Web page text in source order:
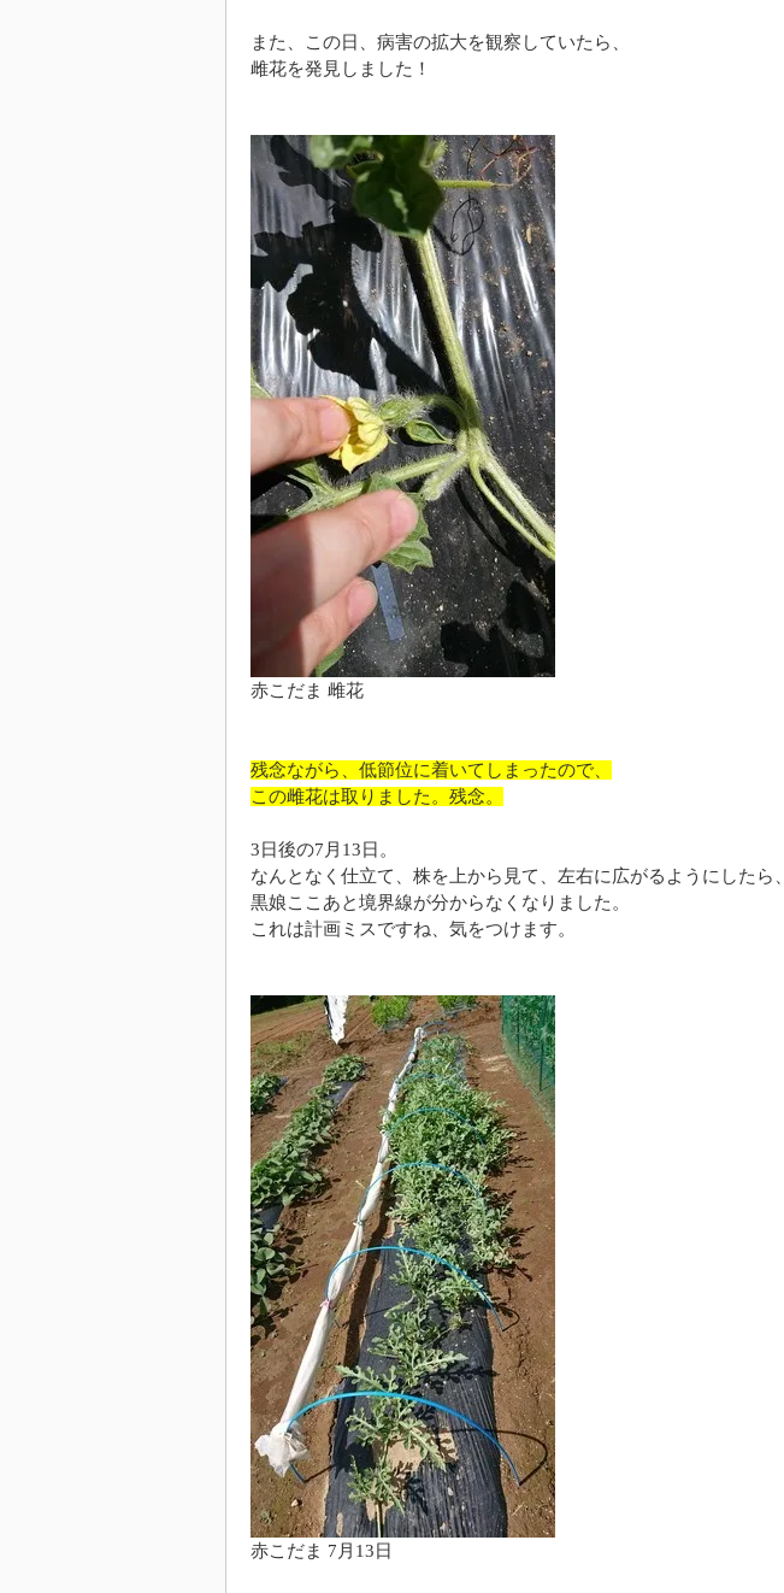
また、この日、病害の拡大を観察していたら、
雌花を発見しました！
赤こだま 雌花
残念ながら、低節位に着いてしまったので、
この雌花は取りました。残念。
3日後の7月13日。
なんとなく仕立て、株を上から見て、左右に広がるようにしたら、
黒娘ここあと境界線が分からなくなりました。
これは計画ミスですね、気をつけます。
赤こだま 7月13日